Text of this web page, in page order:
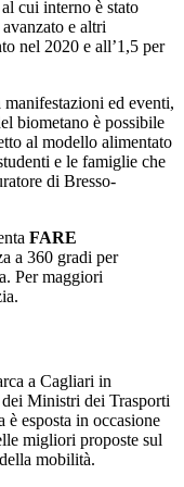
cui interno è stato
e altri
nel 2020 e all’1,5 per
ed eventi,
biometano è possibile
al modello alimentato
e le famiglie che
di Bresso-
FARE
a 360 gradi per
Per maggiori
a Cagliari in
dei Ministri dei Trasporti
è esposta in occasione
migliori proposte sul
mobilità.